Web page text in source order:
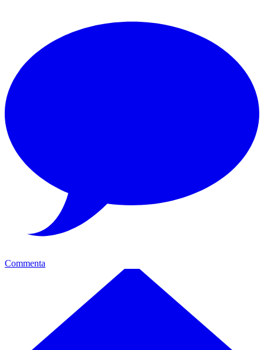
Commenta